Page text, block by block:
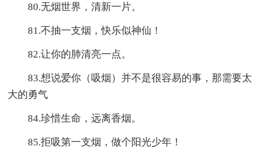
80.无烟世界，清新一片。
81.不抽一支烟，快乐似神仙！
82.让你的肺清亮一点。
83.想说爱你（吸烟）并不是很容易的事，那需要太
大的勇气
84.珍惜生命，远离香烟。
85.拒吸第一支烟，做个阳光少年！